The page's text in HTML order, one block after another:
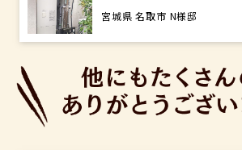
宮城県 名取市 N様邸